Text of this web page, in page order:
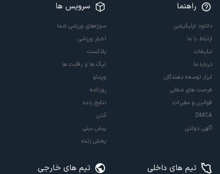
راهنما
دانلود اپلیکیشن
ارتباط با ما
تبلیغات
درباره ما
ابزار توسعه دهندگان
فرصت های شغلی
قوانین و مقررات
DMCA
آگهی دولتی
سرویس ها
سوژه‌های ورزشی شما
اخبار ورزشی
پادکست
لیگ ها و رقابت ها
ویدئو
روزنامه
نتایج زنده
آنتن
پیش بینی
پخش زنده
تیم های داخلی تیم های خارجی